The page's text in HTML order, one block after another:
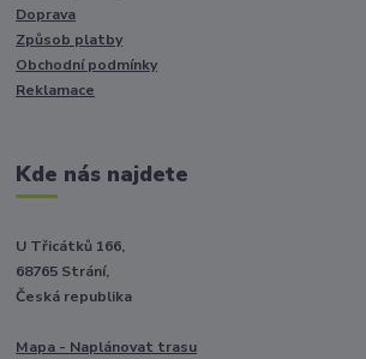
Doprava
Způsob platby
Obchodní podmínky
Reklamace
Kde nás najdete
U Třicátků 166,
68765 Strání,
Česká republika
Mapa - Naplánovat trasu